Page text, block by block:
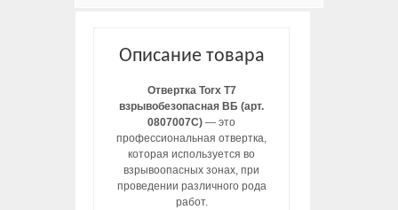
Описание товара
Отвертка Torx T7
взрывобезопасная ВБ (арт.
0807007C) — это
профессиональная отвертка,
которая используется во
взрывоопасных зонах, при
проведении различного рода
работ.